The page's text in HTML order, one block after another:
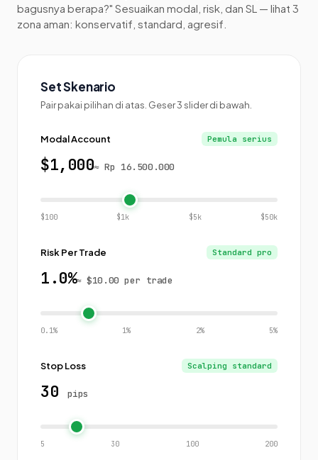
bagusnya berapa?" Sesuaikan modal, risk, dan SL — lihat 3
zona aman: konservatif, standard, agresif.
Set Skenario
Pair pakai pilihan di atas. Geser 3 slider di bawah.
Modal Account Pemula serius
$1,000≈ Rp 16.500.000
$100 $1k $5k $50k
Risk Per Trade Standard pro
1.0%≈ $10.00 per trade
0.1% 1% 2% 5%
Stop Loss Scalping standard
30 pips
5 30 100 200